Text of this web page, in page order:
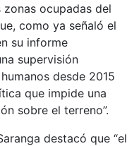
ocupadas del
como ya señaló el
su informe
supervisión
desde 2015
que impide una
sobre el terreno”.
destacó que “el